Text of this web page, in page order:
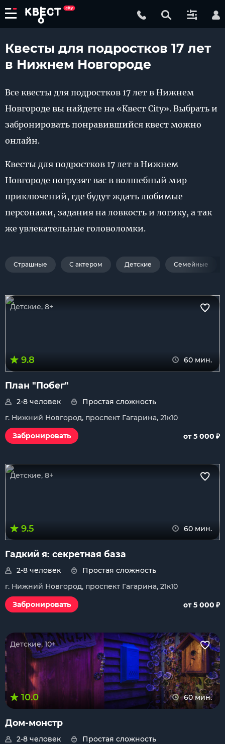
Квесты для подростков 17 лет
в Нижнем Новгороде
Все квесты для подростков 17 лет в Нижнем
Новгороде вы найдете на «Квест City». Выбрать и
забронировать понравившийся квест можно
онлайн.
Квесты для подростков 17 лет в Нижнем
Новгороде погрузят вас в волшебный мир
приключений, где будут ждать любимые
персонажи, задания на ловкость и логику, а так
же увлекательные головоломки.
Страшные С актером Детские Семейные
Детские, 8+
9.8 60 мин.
План "Побег"
2-8 человек
Простая сложность
г. Нижний Новгород, проспект Гагарина, 21к10
Забронировать
от 5 000 ₽
Детские, 8+
9.5 60 мин.
Гадкий я: секретная база
2-8 человек
Простая сложность
г. Нижний Новгород, проспект Гагарина, 21к10
Забронировать
от 5 000 ₽
Детские, 10+
10.0 60 мин.
Дом-монстр
2-8 человек
Простая сложность